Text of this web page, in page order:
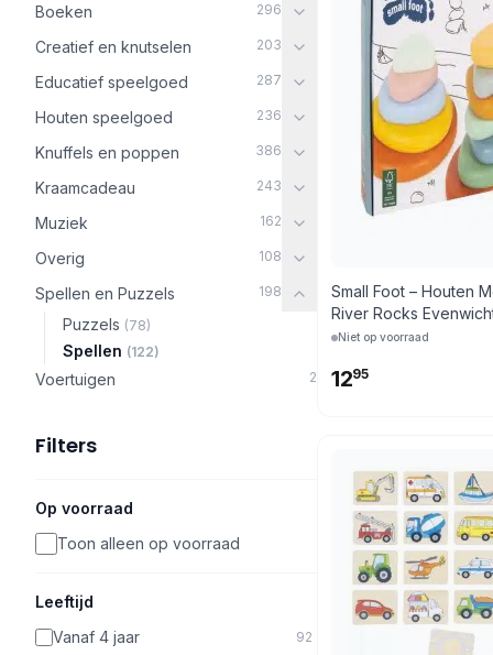
Boeken 296
Creatief en knutselen 203
Educatief speelgoed 287
Houten speelgoed 236
Knuffels en poppen 386
Kraamcadeau 243
Muziek 162
Overig 108
Spellen en Puzzels 198
Puzzels (78)
Spellen (122)
Voertuigen 2
Filters
Op voorraad
Toon alleen op voorraad
Leeftijd
Vanaf 4 jaar
92
Small Foot – Houten
River Rocks
Niet op voorraad
1295